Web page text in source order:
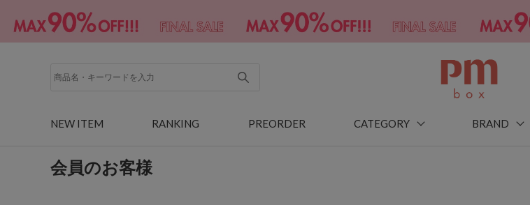
NEW ITEM RANKING PREORDER CATEGORY BRAND
会員のお客様